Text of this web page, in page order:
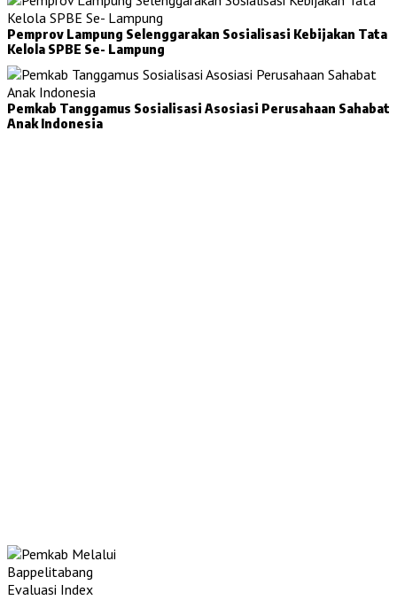
Pemprov Lampung Selenggarakan Sosialisasi Kebijakan Tata
Kelola SPBE Se- Lampung
Pemkab Tanggamus Sosialisasi Asosiasi Perusahaan Sahabat
Anak Indonesia